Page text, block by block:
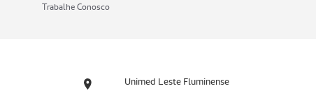
Trabalhe Conosco
Unimed Leste Fluminense